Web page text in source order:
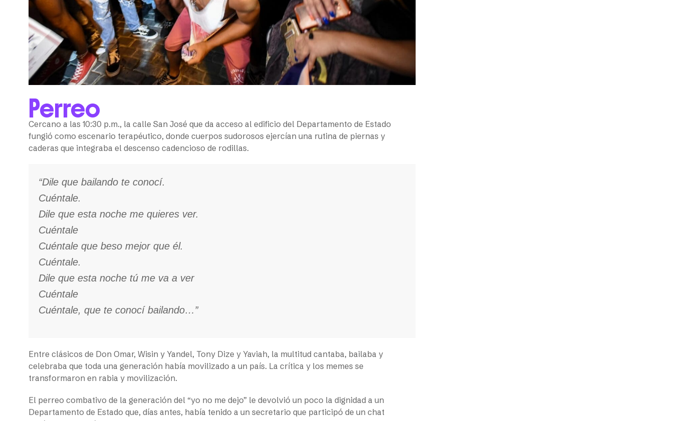
Perreo
Cercano a las 10:30 p.m., la calle San José que da acceso al edificio del Departamento de Estado
fungió como escenario terapéutico, donde cuerpos sudorosos ejercían una rutina de piernas y
caderas que integraba el descenso cadencioso de rodillas.
“Dile que bailando te conocí.
Cuéntale.
Dile que esta noche me quieres ver.
Cuéntale
Cuéntale que beso mejor que él.
Cuéntale.
Dile que esta noche tú me va a ver
Cuéntale
Cuéntale, que te conocí bailando…”
Entre clásicos de Don Omar, Wisin y Yandel, Tony Dize y Yaviah, la multitud cantaba, bailaba y
celebraba que toda una generación había movilizado a un país. La crítica y los memes se
transformaron en rabia y movilización.
El perreo combativo de la generación del “yo no me dejo” le devolvió un poco la dignidad a un
Departamento de Estado que, días antes, había tenido a un secretario que participó de un chat